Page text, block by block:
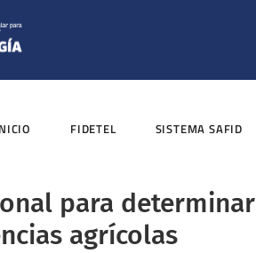
FIDETEL SISTEMA SAFID
para determinar
agrícolas